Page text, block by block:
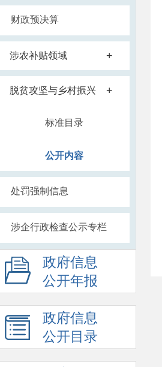
财政预决算
涉农补贴领域 +
脱贫攻坚与乡村振兴 +
标准目录
公开内容
处罚强制信息
涉企行政检查公示专栏
政府信息
公开年报
政府信息
公开目录